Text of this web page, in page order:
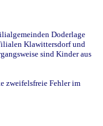
Doderlage
Klawittersdorf und
sind Kinder aus
zweifelsfreie Fehler im